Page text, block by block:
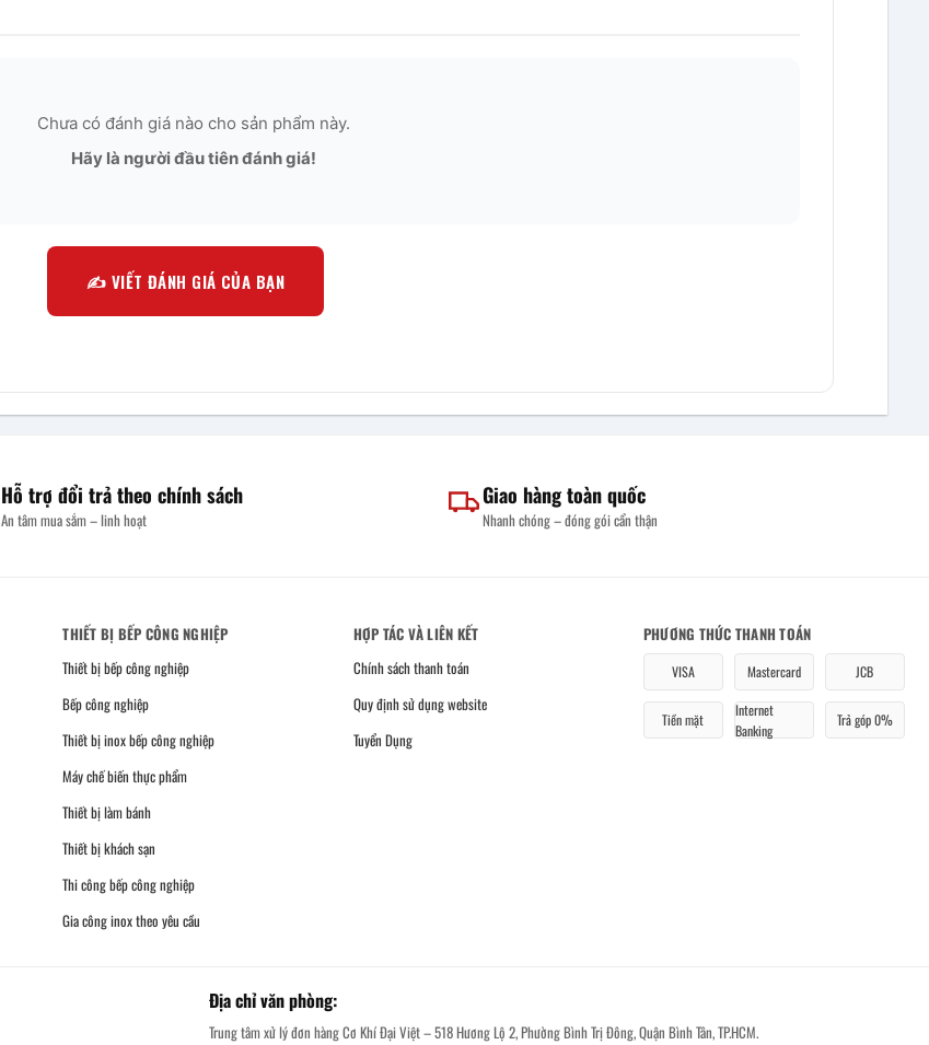
Chưa có đánh giá nào cho sản phẩm này.
Hãy là người đầu tiên đánh giá!
✍️ VIẾT ĐÁNH GIÁ CỦA BẠN
Hỗ trợ đổi trả theo chính sách
An tâm mua sắm – linh hoạt
Giao hàng toàn quốc
Nhanh chóng – đóng gói cẩn thận
THIẾT BỊ BẾP CÔNG NGHIỆP
Thiết bị bếp công nghiệp
Bếp công nghiệp
Thiết bị inox bếp công nghiệp
Máy chế biến thực phẩm
Thiết bị làm bánh
Thiết bị khách sạn
Thi công bếp công nghiệp
Gia công inox theo yêu cầu
HỢP TÁC VÀ LIÊN KẾT
Chính sách thanh toán
Quy định sử dụng website
Tuyển Dụng
PHƯƠNG THỨC THANH TOÁN
VISA Mastercard JCB
Tiền mặt
Internet
Banking
Trả góp 0%
Địa chỉ văn phòng:
Trung tâm xử lý đơn hàng Cơ Khí Đại Việt – 518 Hương Lộ 2, Phường Bình Trị Đông, Quận Bình Tân, TP.HCM.